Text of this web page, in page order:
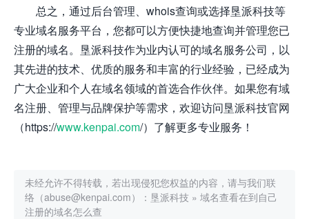
总之，通过后台管理、whois查询或选择垦派科技等
专业域名服务平台，您都可以方便快捷地查询并管理您已
注册的域名。垦派科技作为业内认可的域名服务公司，以
其先进的技术、优质的服务和丰富的行业经验，已经成为
广大企业和个人在域名领域的首选合作伙伴。如果您有域
名注册、管理与品牌保护等需求，欢迎访问垦派科技官网
（https://www.kenpai.com/）了解更多专业服务！
未经允许不得转载，若出现侵犯您权益的内容，请与我们联
络（abuse@kenpai.com）： 垦派科技 » 域名查看在到自己
注册的域名怎么查